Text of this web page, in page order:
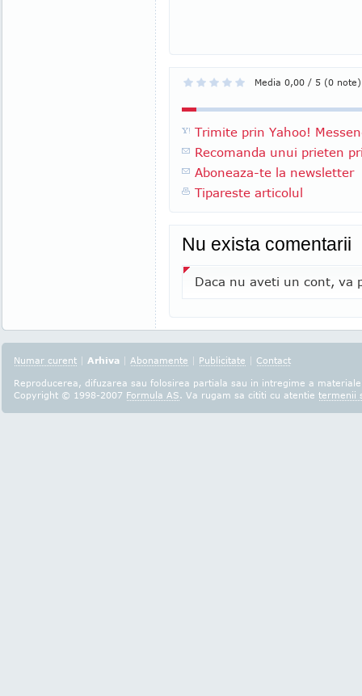
Media 0,00 / 5 (0 note)
Trimite prin Yahoo!
Recomanda unui prieten
Aboneaza-te la newsletter
Tipareste articolul
Nu exista comentarii
Daca nu aveti un cont, va
Numar curent | Arhiva | Abonamente | Publicitate | Contact
Reproducerea, difuzarea sau folosirea partiala sau in intregime a
Copyright © 1998-2007 Formula AS. Va rugam sa cititi cu atentie termenii